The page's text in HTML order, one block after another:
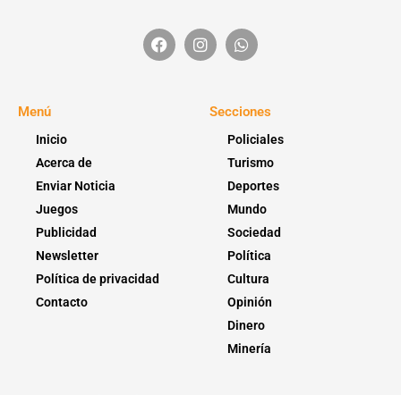
Menú
Inicio
Acerca de
Enviar Noticia
Juegos
Publicidad
Newsletter
Política de privacidad
Contacto
Secciones
Policiales
Turismo
Deportes
Mundo
Sociedad
Política
Cultura
Opinión
Dinero
Minería